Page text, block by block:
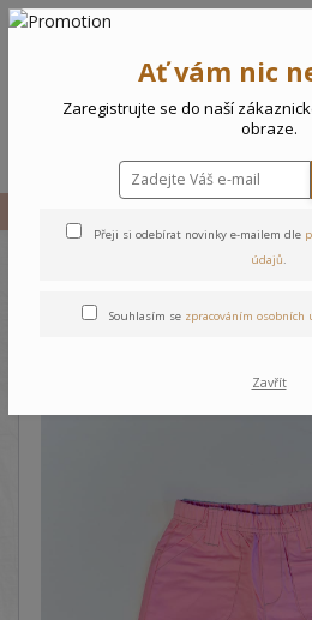
Dětské kalhoty
Ať vám nic
Zaregistrujte se do naší
obraze.
Přeji si odebírat novinky e-mailem dle
údajů.
Souhlasím se zpracováním osobních
Zavřít